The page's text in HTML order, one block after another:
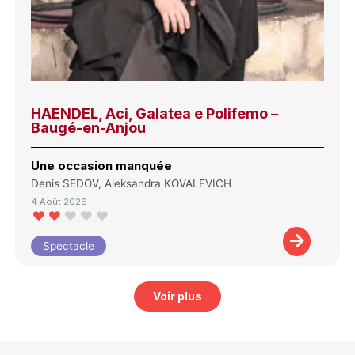
HAENDEL, Aci, Galatea e Polifemo –
Baugé-en-Anjou
Une occasion manquée
Denis SEDOV, Aleksandra KOVALEVICH
4 Août 2026
Spectacle
Voir plus